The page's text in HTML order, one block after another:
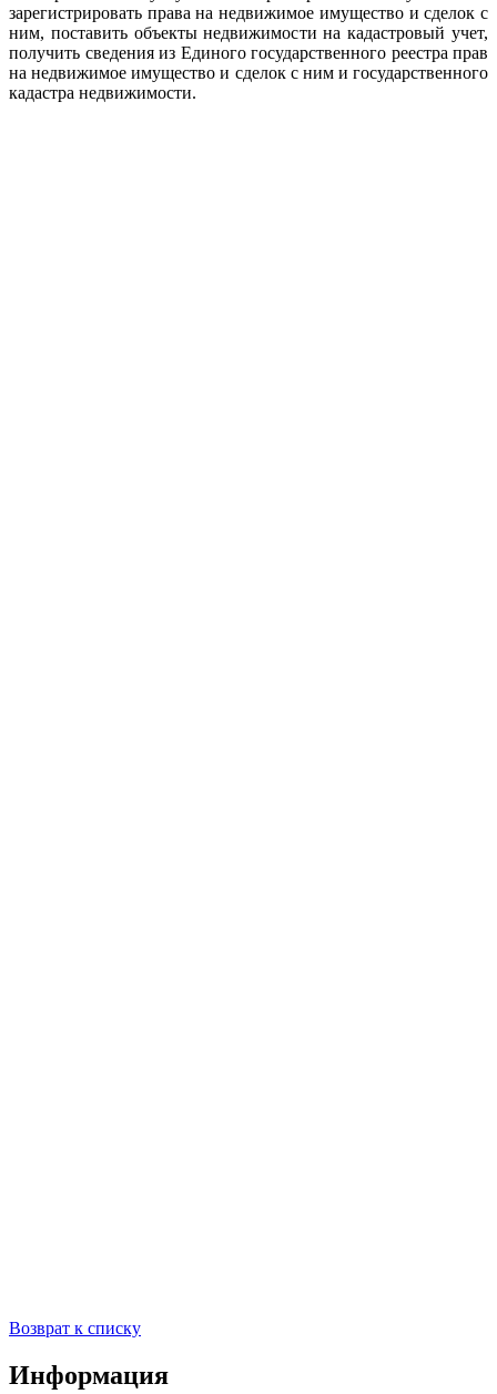
зарегистрировать права на недвижимое имущество и сделок с
ним, поставить объекты недвижимости на кадастровый учет,
получить сведения из Единого государственного реестра прав
на недвижимое имущество и сделок с ним и государственного
кадастра недвижимости.
Возврат к списку
Информация